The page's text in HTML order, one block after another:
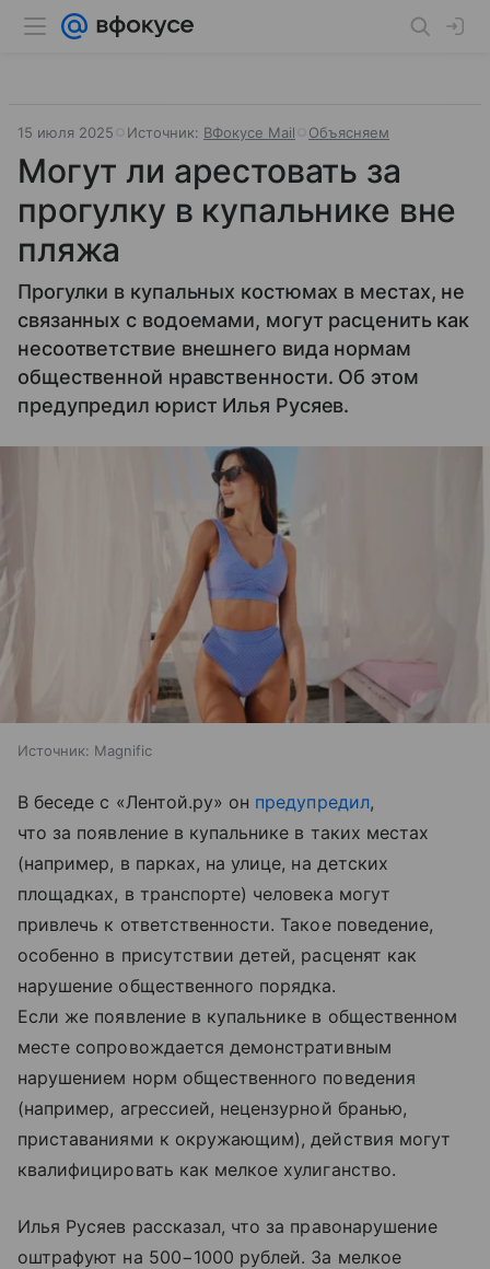
15 июля 2025 Источник: ВФокусе Mail Объясняем
Могут ли арестовать за
прогулку в купальнике вне
пляжа
Прогулки в купальных костюмах в местах, не
связанных с водоемами, могут расценить как
несоответствие внешнего вида нормам
общественной нравственности. Об этом
предупредил юрист Илья Русяев.
Источник: Magnific
В беседе с «Лентой.ру» он предупредил,
что за появление в купальнике в таких местах
(например, в парках, на улице, на детских
площадках, в транспорте) человека могут
привлечь к ответственности. Такое поведение,
особенно в присутствии детей, расценят как
нарушение общественного порядка.
Если же появление в купальнике в общественном
месте сопровождается демонстративным
нарушением норм общественного поведения
(например, агрессией, нецензурной бранью,
приставаниями к окружающим), действия могут
квалифицировать как мелкое хулиганство.
Илья Русяев рассказал, что за правонарушение
оштрафуют на 500−1000 рублей. За мелкое